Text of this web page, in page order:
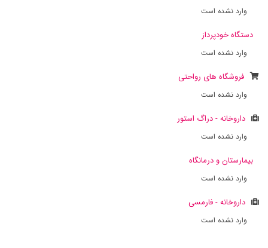
وارد نشده است
دستگاه خودپرداز
وارد نشده است
فروشگاه های رواحتی
وارد نشده است
داروخانه - دراگ استور
وارد نشده است
بیمارستان و درمانگاه
وارد نشده است
داروخانه - فارمسی
وارد نشده است